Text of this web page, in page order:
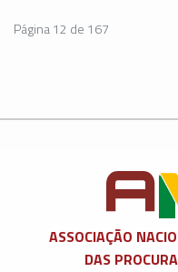
Página 12 de 167
ASSOCIAÇÃO
DAS